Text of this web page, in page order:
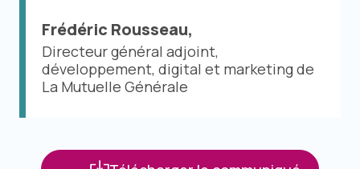
Frédéric Rousseau,
Directeur général adjoint,
développement, digital et marketing de
La Mutuelle Générale